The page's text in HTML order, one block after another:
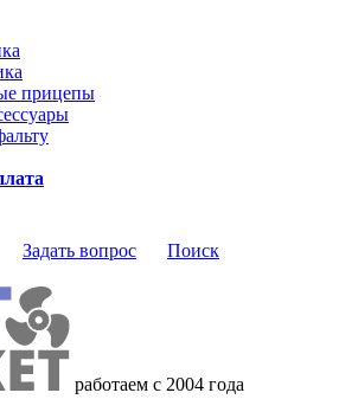
прицепы
Задать вопрос Поиск
работаем с 2004 года